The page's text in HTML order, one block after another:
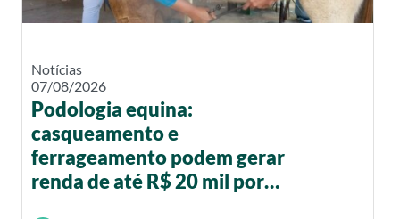
Notícias
07/08/2026
Podologia equina:
casqueamento e
ferrageamento podem gerar
renda de até R$ 20 mil por